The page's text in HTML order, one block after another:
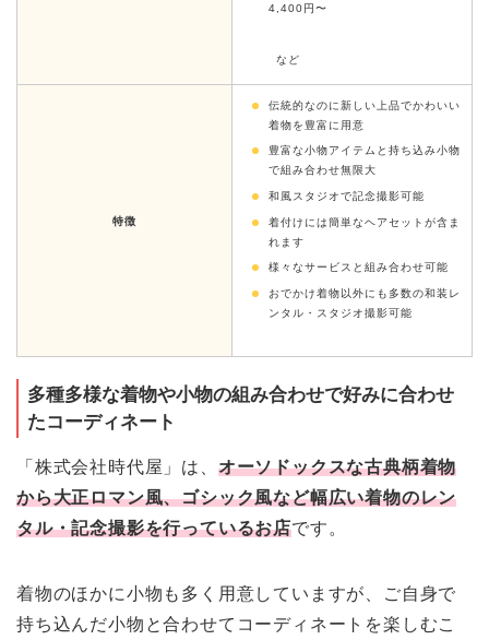
4,400円〜
など
特徴
伝統的なのに新しい上品でかわいい
着物を豊富に用意
豊富な小物アイテムと持ち込み小物
で組み合わせ無限大
和風スタジオで記念撮影可能
着付けには簡単なヘアセットが含ま
れます
様々なサービスと組み合わせ可能
おでかけ着物以外にも多数の和装レ
ンタル・スタジオ撮影可能
多種多様な着物や小物の組み合わせで好みに合わせ
たコーディネート
「株式会社時代屋」は、 オーソドックスな古典柄着物
から大正ロマン風、ゴシック風など幅広い着物のレン
タル・記念撮影を行っているお店です。
着物のほかに小物も多く用意していますが、ご自身で
持ち込んだ小物と合わせてコーディネートを楽しむこ